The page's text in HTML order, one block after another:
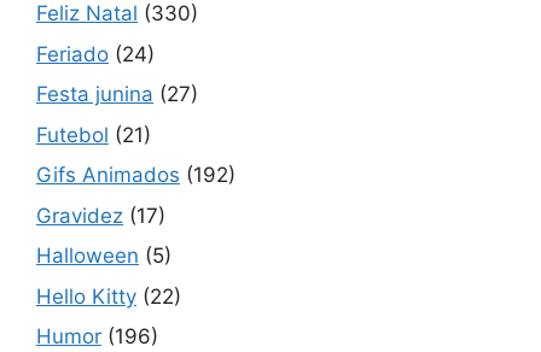
Feliz Natal (330)
Feriado (24)
Festa junina (27)
Futebol (21)
Gifs Animados (192)
Gravidez (17)
Halloween (5)
Hello Kitty (22)
Humor (196)